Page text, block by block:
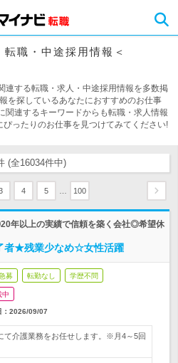
職・中途採用情報＜
連する転職・求人・中途採用情報を多数掲
を探しているあなたにおすすめのお仕事
関連するキーワードからも転職・求人情報
ったりのお仕事を見つけてみてください!
(全16034件中)
4 5 100
年以上の実績で信頼を築く会社◎希望休
者★残業少なめ☆女性活躍
募 転勤なし 学歴不問
中
2026/09/07
て介護業務をお任せします。※月4～5回